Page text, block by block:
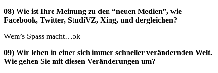
08) Wie ist Ihre Meinung zu den “neuen Medien”, wie
Facebook, Twitter, StudiVZ, Xing, und dergleichen?
Wem’s Spass macht…ok
09) Wir leben in einer sich immer schneller verändernden Welt.
Wie gehen Sie mit diesen Veränderungen um?